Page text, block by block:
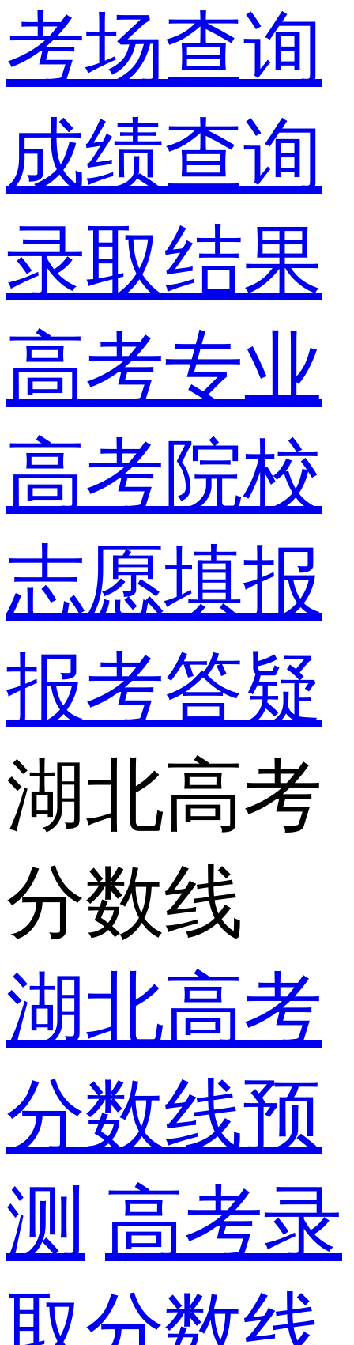
考场查询
成绩查询
录取结果
高考专业
高考院校
志愿填报
报考答疑
湖北高考
分数线
湖北高考
分数线预
测 高考录